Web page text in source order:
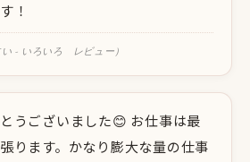
！
い - いろいろ レビュー）
うございました😊 お仕事は最
ります。かなり膨大な量の仕事